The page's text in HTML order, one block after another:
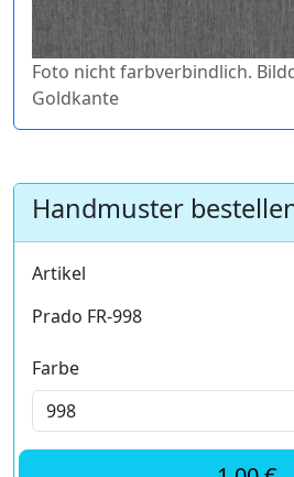
Foto nicht farbverbindlich.
Goldkante
Handmuster
Artikel
Prado FR-998
Farbe